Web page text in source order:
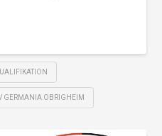
GERMANIA OBRIGHEIM